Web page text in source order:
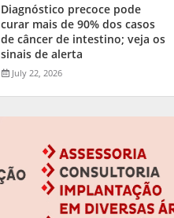
Diagnóstico precoce pode
curar mais de 90% dos casos
de câncer de intestino; veja os
sinais de alerta
July 22, 2026